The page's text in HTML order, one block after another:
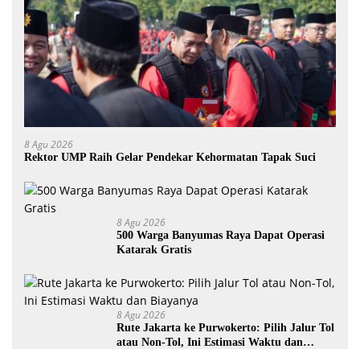
8 Agu 2026
Rektor UMP Raih Gelar Pendekar Kehormatan Tapak Suci
8 Agu 2026
500 Warga Banyumas Raya Dapat Operasi
Katarak Gratis
8 Agu 2026
Rute Jakarta ke Purwokerto: Pilih Jalur Tol
atau Non-Tol, Ini Estimasi Waktu dan